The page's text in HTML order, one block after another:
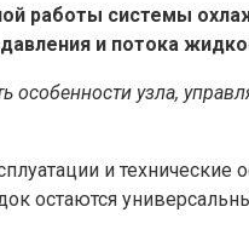
работы системы
и потока
особенности узла,
и
остаются